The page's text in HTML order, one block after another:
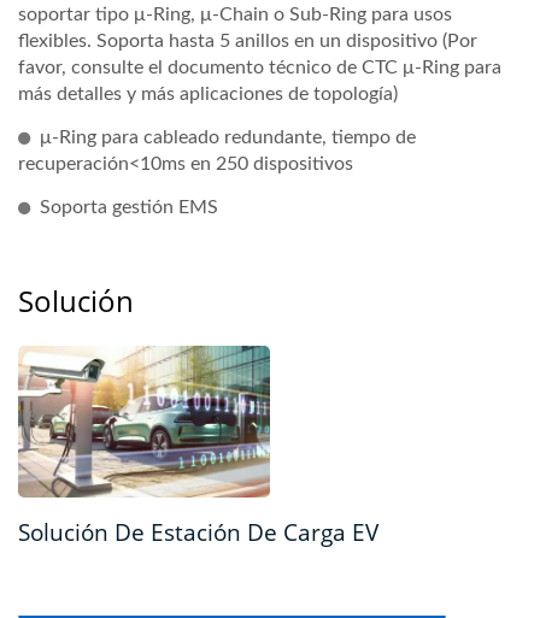
soportar tipo μ-Ring, μ-Chain o Sub-Ring para usos
flexibles. Soporta hasta 5 anillos en un dispositivo (Por
favor, consulte el documento técnico de CTC μ-Ring para
más detalles y más aplicaciones de topología)
μ-Ring para cableado redundante, tiempo de
recuperación<10ms en 250 dispositivos
Soporta gestión EMS
Solución
Solución De Estación De Carga EV